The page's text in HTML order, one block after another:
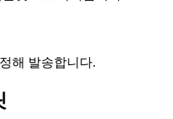
해 발송합니다.